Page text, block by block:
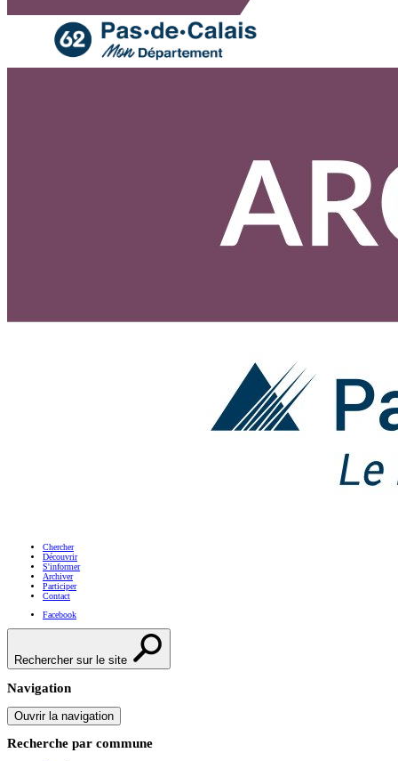
Chercher
Découvrir
S'informer
Archiver
Participer
Contact
Facebook
Rechercher sur le site
Navigation
Ouvrir la navigation
Recherche par commune